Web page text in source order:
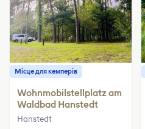
Місце для кемперів
Wohnmobilstellplatz am
Waldbad Hanstedt
Hanstedt